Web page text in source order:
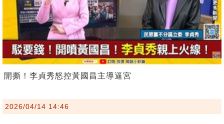
開撕！李貞秀怒控黃國昌主導逼宮
2026/04/14 14:46